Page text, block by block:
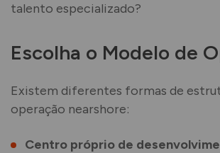
talento especializado?
Escolha o Modelo de
Existem diferentes formas de
operação nearshore:
Centro próprio de